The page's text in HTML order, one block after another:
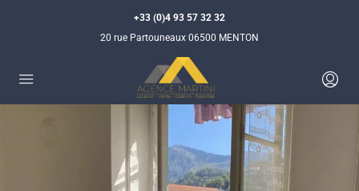
+33 (0)4 93 57 32 32
20 rue Partouneaux 06500 MENTON